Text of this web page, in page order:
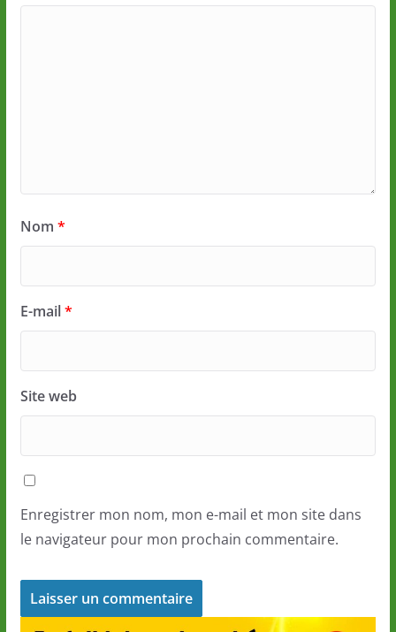
Nom *
E-mail*
Site web
Enregistrer mon nom, mon e-mail et mon site dans
le navigateur pour mon prochain commentaire.